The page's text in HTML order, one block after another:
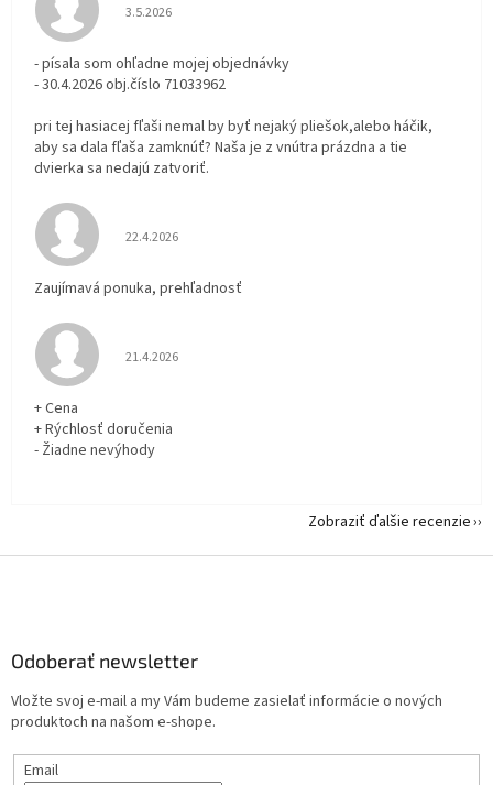
Hodnotenie obchodu je 3 z 5 hviezdičiek.
3.5.2026
- písala som ohľadne mojej objednávky
- 30.4.2026 obj.číslo 71033962
pri tej hasiacej fľaši nemal by byť nejaký pliešok,alebo háčik,
aby sa dala fľaša zamknúť? Naša je z vnútra prázdna a tie
dvierka sa nedajú zatvoriť.
Hodnotenie obchodu je 5 z 5 hviezdičiek.
22.4.2026
Zaujímavá ponuka, prehľadnosť
Hodnotenie obchodu je 5 z 5 hviezdičiek.
21.4.2026
+ Cena
+ Rýchlosť doručenia
- Žiadne nevýhody
Zobraziť ďalšie recenzie
Odoberať newsletter
Vložte svoj e-mail a my Vám budeme zasielať informácie o nových
produktoch na našom e-shope.
Email